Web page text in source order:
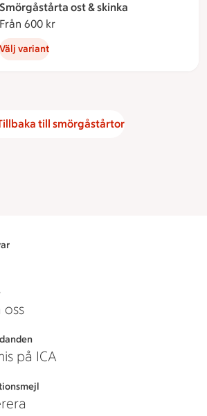
Smörgåstårta ost & skinka
Från 600 kr
Välj variant
till smörgåstårtor
oss
på ICA